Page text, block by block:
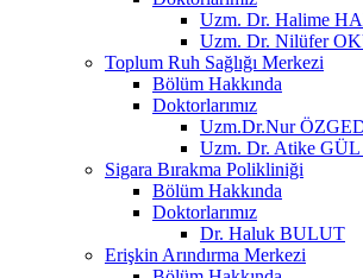
Uzm. Dr. Halime
Uzm. Dr. Nilüfer
Toplum Ruh Sağlığı Merkezi
Bölüm Hakkında
Doktorlarımız
Uzm.Dr.Nur
Uzm. Dr. Atike
Sigara Bırakma Polikliniği
Bölüm Hakkında
Doktorlarımız
Dr. Haluk BULUT
Erişkin Arındırma Merkezi